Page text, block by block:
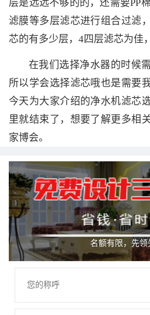
层是远远不够的的，还需要PP
滤膜等多层滤芯进行组合过滤
芯的有多少层，4四层滤芯为佳
在我们选择净水器的时候
所以学会选择滤芯哦也是需要
今天为大家介绍的净水机滤芯
里就结束了，想要了解更多相
家博会。
名额有限，先领